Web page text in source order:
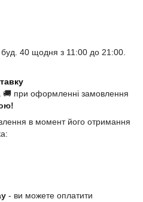
40 щодня з 11:00 до 21:00.
🚚 при оформленні замовлення
в момент його отримання
- ви можете оплатити